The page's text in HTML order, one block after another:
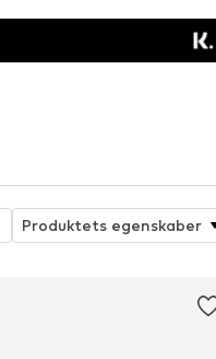
Produktets egenskaber